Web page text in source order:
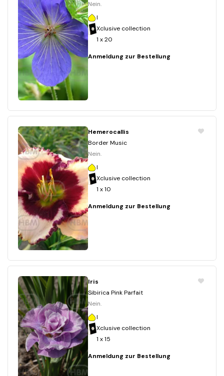
Nein.
I
Xclusive collection
1 x 20
Anmeldung zur Bestellung
Hemerocallis
Border Music
Nein.
I
Xclusive collection
1 x 10
Anmeldung zur Bestellung
Iris
Sibirica Pink Parfait
Nein.
I
Xclusive collection
1 x 15
Anmeldung zur Bestellung